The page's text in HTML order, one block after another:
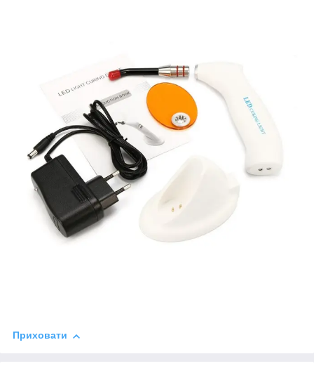
Приховати